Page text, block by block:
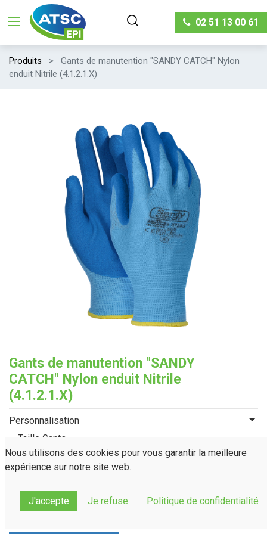
02 51 13 00 61
Produits
Gants de manutention "SANDY CATCH" Nylon
enduit Nitrile (4.1.2.1.X)
Gants de manutention "SANDY
CATCH" Nylon enduit Nitrile
(4.1.2.1.X)
Personnalisation
Taille Gants
T.07 T.08 T.09 T.10
Nous utilisons des cookies pour vous garantir la meilleure
expérience sur notre site web.
J'accepte Je refuse Politique de confidentialité